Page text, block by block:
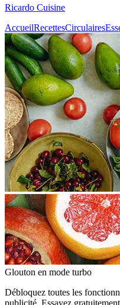
Ricardo Cuisine
AccueilRecettesCirculaires
Glouton en mode turbo
Débloquez toutes les
publicité. Essayez